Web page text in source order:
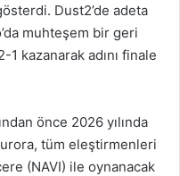
Dust2’de adeta
muhteşem bir geri
kazanarak adını finale
önce 2026 yılında
tüm eleştirmenleri
(NAVI) ile oynanacak